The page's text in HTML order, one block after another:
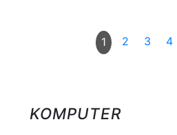
1 2 3 4
KOMPUTER